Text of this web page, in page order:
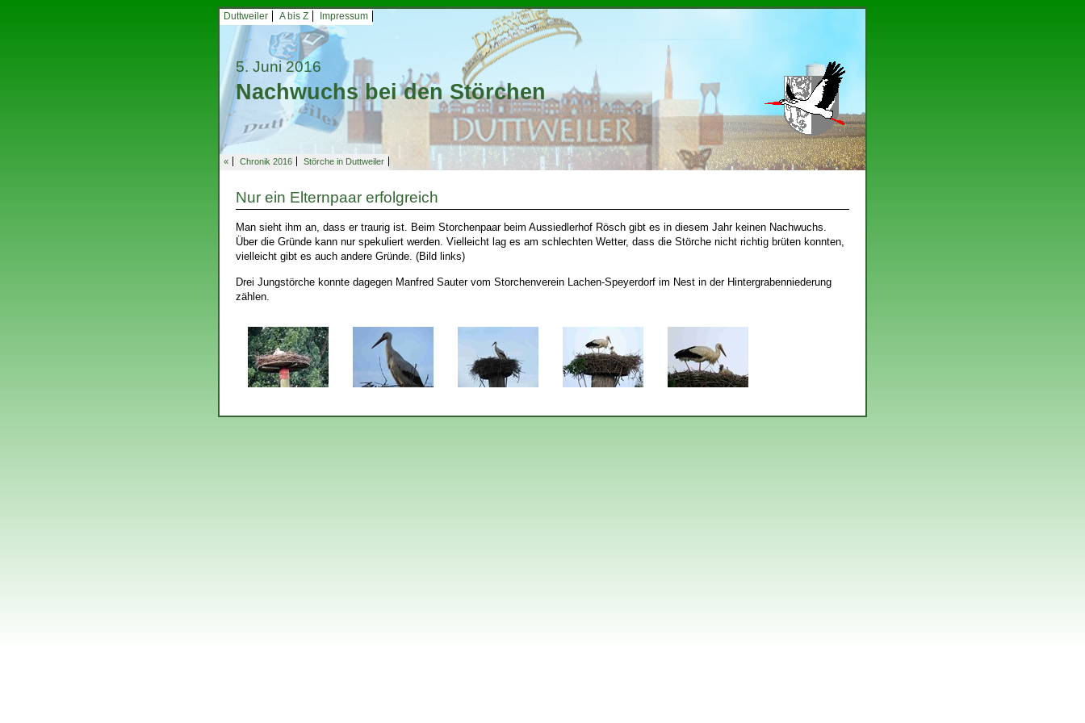
Duttweiler A bis Z Impressum
5. Juni 2016
Nachwuchs bei den Störchen
« Chronik 2016 Störche in Duttweiler
Nur ein Elternpaar erfolgreich
Man sieht ihm an, dass er traurig ist. Beim Storchenpaar beim Aussiedlerhof Rösch gibt es in diesem Jahr keinen Nachwuchs.
Über die Gründe kann nur spekuliert werden. Vielleicht lag es am schlechten Wetter, dass die Störche nicht richtig brüten konnten,
vielleicht gibt es auch andere Gründe. (Bild links)
Drei Jungstörche konnte dagegen Manfred Sauter vom Storchenverein Lachen-Speyerdorf im Nest in der Hintergrabenniederung
zählen.